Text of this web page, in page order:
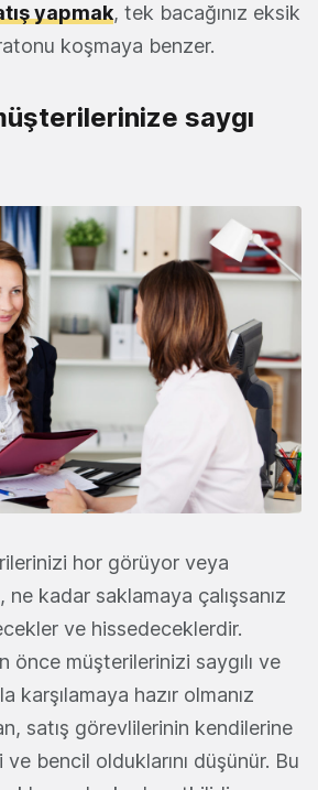
yapmak, tek bacağınız eksik
koşmaya benzer.
saygı
hor görüyor veya
ne kadar saklamaya çalışsanız
ve hissedeceklerdir.
önce müşterilerinizi saygılı ve
karşılamaya hazır olmanız
satış görevlilerinin kendilerine
bencil olduklarını düşünür. Bu